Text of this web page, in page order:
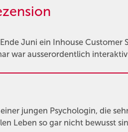
Juni ein Inhouse Customer
war ausserordentlich
jungen Psychologin, die
Leben so gar nicht bewusst